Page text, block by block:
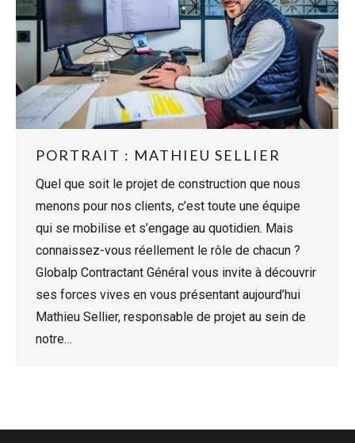
PORTRAIT : MATHIEU SELLIER
Quel que soit le projet de construction que nous
menons pour nos clients, c’est toute une équipe
qui se mobilise et s’engage au quotidien. Mais
connaissez-vous réellement le rôle de chacun ?
Globalp Contractant Général vous invite à découvrir
ses forces vives en vous présentant aujourd’hui
Mathieu Sellier, responsable de projet au sein de
notre…